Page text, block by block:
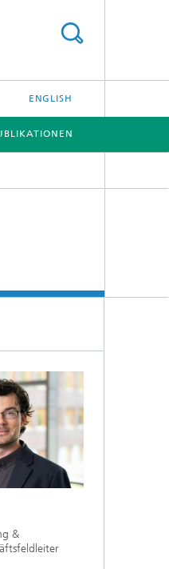
ENGLISH
&